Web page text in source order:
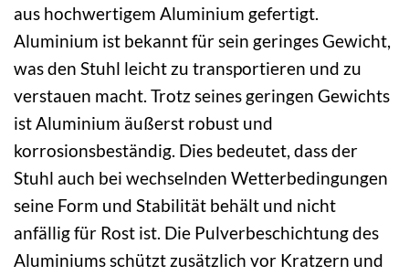
aus hochwertigem Aluminium gefertigt.
Aluminium ist bekannt für sein geringes Gewicht,
was den Stuhl leicht zu transportieren und zu
verstauen macht. Trotz seines geringen Gewichts
ist Aluminium äußerst robust und
korrosionsbeständig. Dies bedeutet, dass der
Stuhl auch bei wechselnden Wetterbedingungen
seine Form und Stabilität behält und nicht
anfällig für Rost ist. Die Pulverbeschichtung des
Aluminiums schützt zusätzlich vor Kratzern und